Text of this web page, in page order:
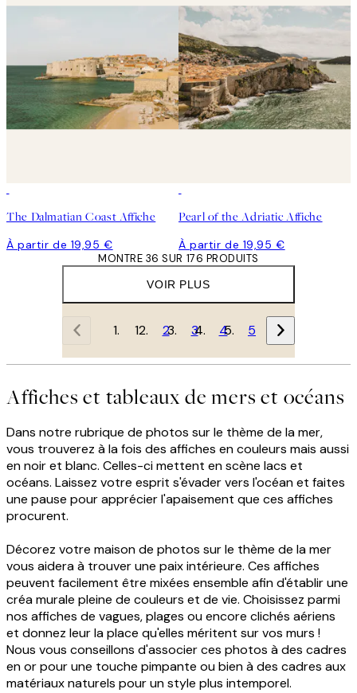
The Dalmatian Coast Affiche
À partir de 19,95 €
Pearl of the Adriatic Affiche
À partir de 19,95 €
VOIR PLUS
MONTRE 36 SUR 176 PRODUITS
1 2 3 4 5
Affiches et tableaux de mers et océans
Dans notre rubrique de photos sur le thème de la mer,
vous trouverez à la fois des affiches en couleurs mais aussi
en noir et blanc. Celles-ci mettent en scène lacs et
océans. Laissez votre esprit s'évader vers l'océan et faites
une pause pour apprécier l'apaisement que ces affiches
procurent.
Décorez votre maison de photos sur le thème de la mer
vous aidera à trouver une paix intérieure. Ces affiches
peuvent facilement être mixées ensemble afin d'établir une
créa murale pleine de couleurs et de vie. Choisissez parmi
nos affiches de vagues, plages ou encore clichés aériens
et donnez leur la place qu'elles méritent sur vos murs !
Nous vous conseillons d'associer ces photos à des cadres
en or pour une touche pimpante ou bien à des cadres aux
matériaux naturels pour un style plus intemporel.